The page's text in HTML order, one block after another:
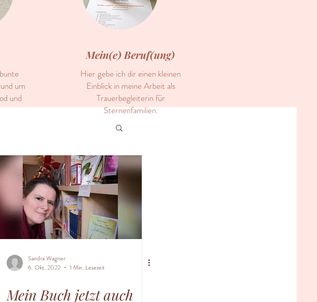
Sandra Wagner
6. Okt. 2022
1 Min. Lesezeit
Mein Buch jetzt auch
um
und
Mein(e) Beruf(ung)
Hier gebe ich dir einen kleinen
Einblick in meine Arbeit als
Trauerbegleiterin für
Sternenfamilien.